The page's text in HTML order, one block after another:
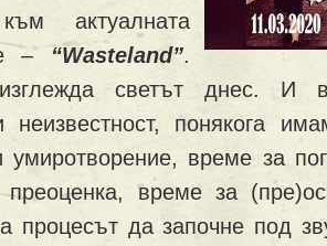
актуалната
– “Wasteland”.
светът днес. И
неизвестност, понякога
умиротворение, време за
време за
процесът да започне под